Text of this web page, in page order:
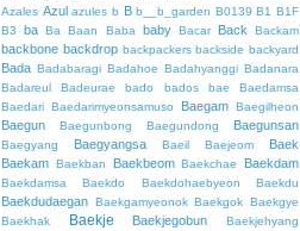
Azales Azul azules b B b__b_garden B0139 B1 B1F
B3
ba Ba Baan Baba baby Bacar Back Backam
backbone backdrop backpackers backside backyard
Bada Badabaragi Badahoe Badahyanggi Badanara
Badareul
Badeurae bado bados bae
Baedamsa
Baedari Baedarimyeonsamuso Baegam Baegilheon
Baegun Baegunbong Baegundong Baegunsan
Baegyang Baegyangsa Baeil Baejeom
Baek
Baekam Baekban Baekbeom Baekchae Baekdam
Baekdamsa Baekdo Baekdohaebyeon Baekdu
Baekdudaegan Baekgamyeonok Baekgok Baekgye
Baekhak
Baekje Baekjegobun Baekjehyang